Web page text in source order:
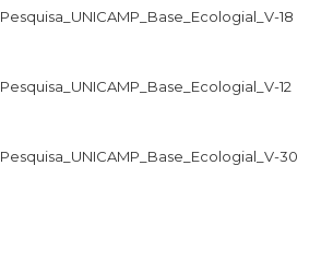
Pesquisa_UNICAMP_Base_Ecologial_V-18
Pesquisa_UNICAMP_Base_Ecologial_V-12
Pesquisa_UNICAMP_Base_Ecologial_V-30